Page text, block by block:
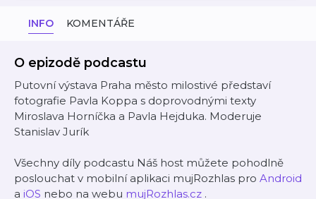
INFO KOMENTÁŘE
O epizodě podcastu
Putovní výstava Praha město milostivé představí
fotografie Pavla Koppa s doprovodnými texty
Miroslava Horníčka a Pavla Hejduka. Moderuje
Stanislav Jurík
Všechny díly podcastu Náš host můžete pohodlně
poslouchat v mobilní aplikaci mujRozhlas pro Android
a iOS nebo na webu mujRozhlas.cz .